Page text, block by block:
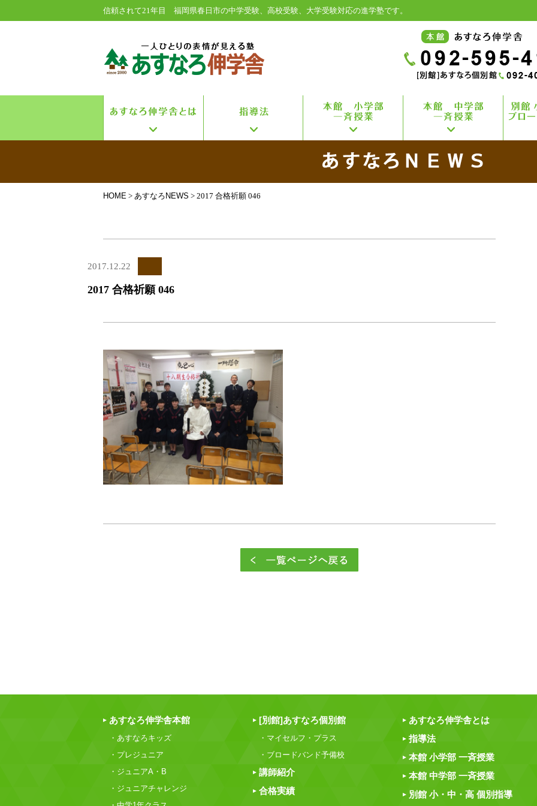
信頼されて21年目 福岡県春日市の中学受験、 高校受験、大学受験対応の進学塾です。
HOME > あすなろNEWS > 2017 合格祈願 046
2017.12.22
2017 合格祈願 046
あすなろ伸学舎本館
・あすなろキッズ
・プレジュニア
・ジュニアA・B
・ジュニアチャレンジ
[別館]あすなろ個別館
・マイセルフ・プラス
・ブロードバンド予備校
講師紹介
合格実績
あすなろ伸学舎とは
指導法
本館 小学部 一斉授業
本館 中学部 一斉授業
別館 小・中・高 個別指導